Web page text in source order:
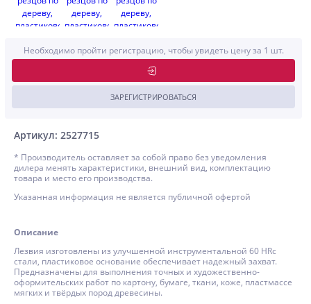
Артикул: 2527715
Необходимо пройти регистрацию, чтобы увидеть цену за 1 шт.
ЗАРЕГИСТРИРОВАТЬСЯ
* Производитель оставляет за собой право без уведомления
дилера менять характеристики, внешний вид, комплектацию
товара и место его производства.
Указанная информация не является публичной офертой
Описание
Лезвия изготовлены из улучшенной инструментальной 60 HRc
стали, пластиковое основание обеспечивает надежный захват.
Предназначены для выполнения точных и художественно-
оформительских работ по картону, бумаге, ткани, коже, пластмассе
мягких и твёрдых пород древесины.